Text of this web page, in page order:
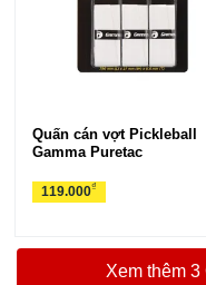
Quấn cán vợt Pickleball
Gamma Puretac
119.000₫
Xem thêm 3